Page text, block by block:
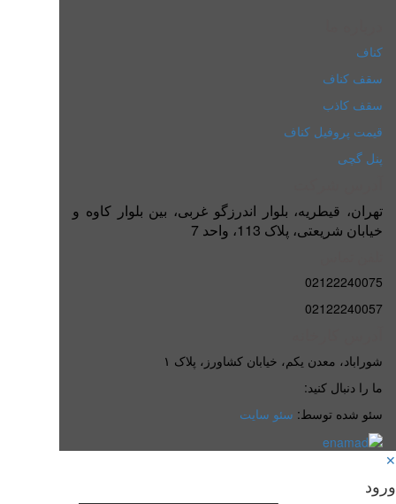
کناف
سقف کناف
سقف کاذب
قیمت پروفیل کناف
پنل گچی
تهران، قیطریه، بلوار اندرزگو غربی، بین بلوار کاوه و
خیابان شریعتی، پلاک 113، واحد 7
02122240075
02122240057
شوراباد، معدن یکم، خیابان کشاورز، پلاک ۱
ما را دنبال کنید:
سئو شده توسط: سئو سایت
✕
ورود